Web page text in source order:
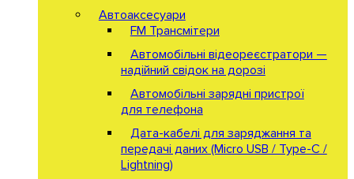
Автоаксесуари
FM Трансмітери
Автомобільні відеореєстратори —
надійний свідок на дорозі
Автомобільні зарядні пристрої
для телефона
Дата-кабелі для заряджання та
передачі даних (Micro USB / Type-C /
Lightning)